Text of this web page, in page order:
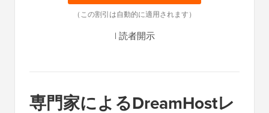
（この割引は自動的に適用されます）
| 読者開示
専門家によるDreamHostレ